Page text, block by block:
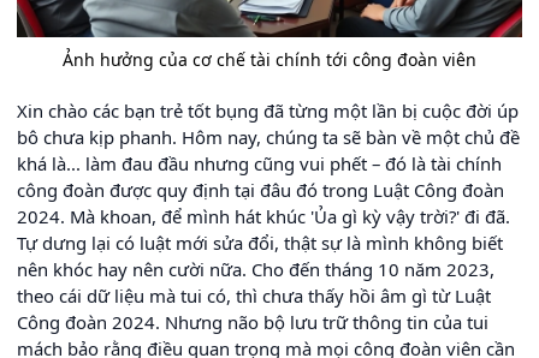
Ảnh hưởng của cơ chế tài chính tới công đoàn viên
Xin chào các bạn trẻ tốt bụng đã từng một lần bị cuộc đời úp
bô chưa kịp phanh. Hôm nay, chúng ta sẽ bàn về một chủ đề
khá là... làm đau đầu nhưng cũng vui phết – đó là tài chính
công đoàn được quy định tại đâu đó trong Luật Công đoàn
2024. Mà khoan, để mình hát khúc 'Ủa gì kỳ vậy trời?' đi đã.
Tự dưng lại có luật mới sửa đổi, thật sự là mình không biết
nên khóc hay nên cười nữa. Cho đến tháng 10 năm 2023,
theo cái dữ liệu mà tui có, thì chưa thấy hồi âm gì từ Luật
Công đoàn 2024. Nhưng não bộ lưu trữ thông tin của tui
mách bảo rằng điều quan trọng mà mọi công đoàn viên cần